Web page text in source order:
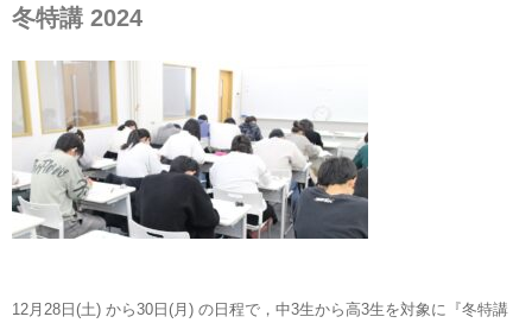
冬特講 2024
12月28日(土) から30日(月) の日程で，中3生から高3生を対象に『冬特講